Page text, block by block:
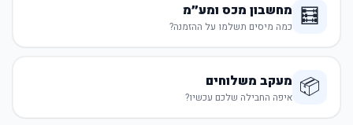
🧮 מחשבון מכס ומע״מ
כמה מיסים תשלמו על ההזמנה?
📦 מעקב משלוחים
איפה החבילה שלכם עכשיו?